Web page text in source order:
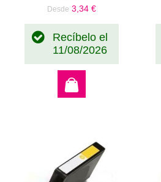
Desde 3,34 €
Recíbelo el
11/08/2026